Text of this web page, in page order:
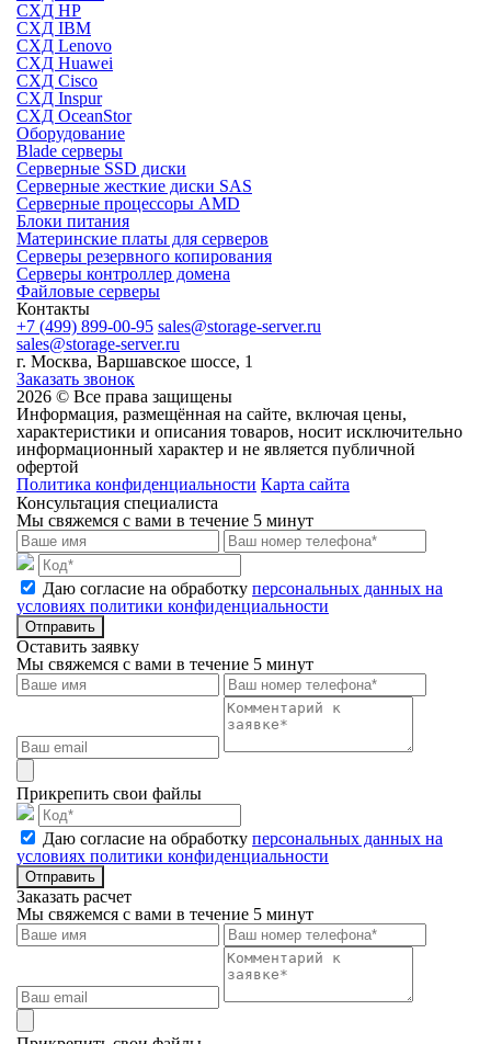
СХД HP
СХД IBM
СХД Lenovo
СХД Huawei
СХД Cisco
СХД Inspur
СХД OceanStor
Оборудование
Blade серверы
Серверные SSD диски
Cерверные жесткие диски SAS
Серверные процессоры AMD
Блоки питания
Материнские платы для серверов
Серверы резервного копирования
Серверы контроллер домена
Файловые серверы
Контакты
+7 (499) 899-00-95 sales@storage-server.ru
sales@storage-server.ru
г. Москва, Варшавское шоссе, 1
Заказать звонок
2026 © Все права защищены
Информация, размещённая на сайте, включая цены,
характеристики и описания товаров, носит исключительно
информационный характер и не является публичной
офертой
Политика конфиденциальности Карта сайта
Консультация специалиста
Мы свяжемся с вами в течение 5 минут
Даю согласие на обработку персональных данных на
условиях политики конфиденциальности
Отправить
Оставить заявку
Мы свяжемся с вами в течение 5 минут
Прикрепить свои файлы
Даю согласие на обработку персональных данных на
условиях политики конфиденциальности
Отправить
Заказать расчет
Мы свяжемся с вами в течение 5 минут